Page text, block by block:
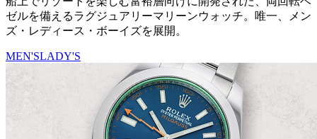
ゼルを備えるラグジュアリーマリーンウォッチ。唯一、メン
ズ・レディース・ボーイズを展開。
MEN'SLADY'S